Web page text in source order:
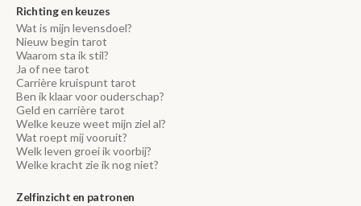
Richting en keuzes
Wat is mijn levensdoel?
Nieuw begin tarot
Waarom sta ik stil?
Ja of nee tarot
Carrière kruispunt tarot
Ben ik klaar voor ouderschap?
Geld en carrière tarot
Welke keuze weet mijn ziel al?
Wat roept mij vooruit?
Welk leven groei ik voorbij?
Welke kracht zie ik nog niet?
Zelfinzicht en patronen